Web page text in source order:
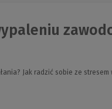
Jak radzić sobie ze